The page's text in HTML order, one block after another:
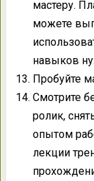
мастеру.
можете
навыков
Пробуйте
Смотрите
ролик,
опытом
лекции